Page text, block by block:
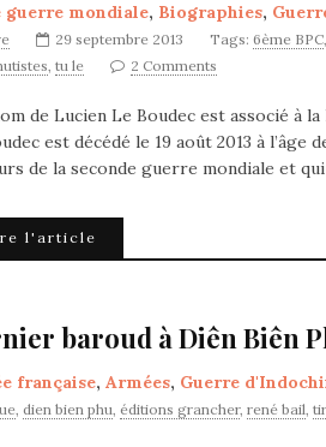
guerre mondiale, Biographies,
29 septembre 2013 Tags: 6ème BPC,
, tu le 2 Comments
de Lucien Le Boudec est associé à
est décédé le 19 août 2013 à
de la seconde guerre mondiale et
l'article
baroud à Diên Biên
française, Armées, Guerre
, dien bien phu, éditions grancher, rené bail,